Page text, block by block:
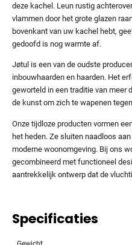
deze kachel. Leun rustig
vlammen door het grote glazen
bovenkant van uw kachel hebt,
gedoofd is nog warmte af.
Jøtul is een van de oudste
inbouwhaarden en haarden. Het
geworteld in een traditie van meer
de kunst om zich te wapenen
Onze tijdloze producten vormen
het heden. Ze sluiten naadloos
moderne woonomgeving. Bij ons
gecombineerd met functioneel
aantrekkelijk ontwerp dat de
Specificaties